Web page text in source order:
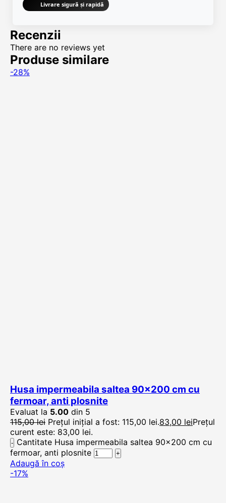
Livrare sigură și rapidă
Recenzii
There are no reviews yet
Produse similare
-28%
Husa impermeabila saltea 90×200 cm cu
fermoar, anti plosnite
Evaluat la 5.00 din 5
115,00lei Prețul inițial a fost: 115,00 lei.83,00 leiPrețul
curent este: 83,00 lei.
Cantitate Husa impermeabila saltea 90x200 cm cu
fermoar, anti plosnite
Adaugă în coș
-17%